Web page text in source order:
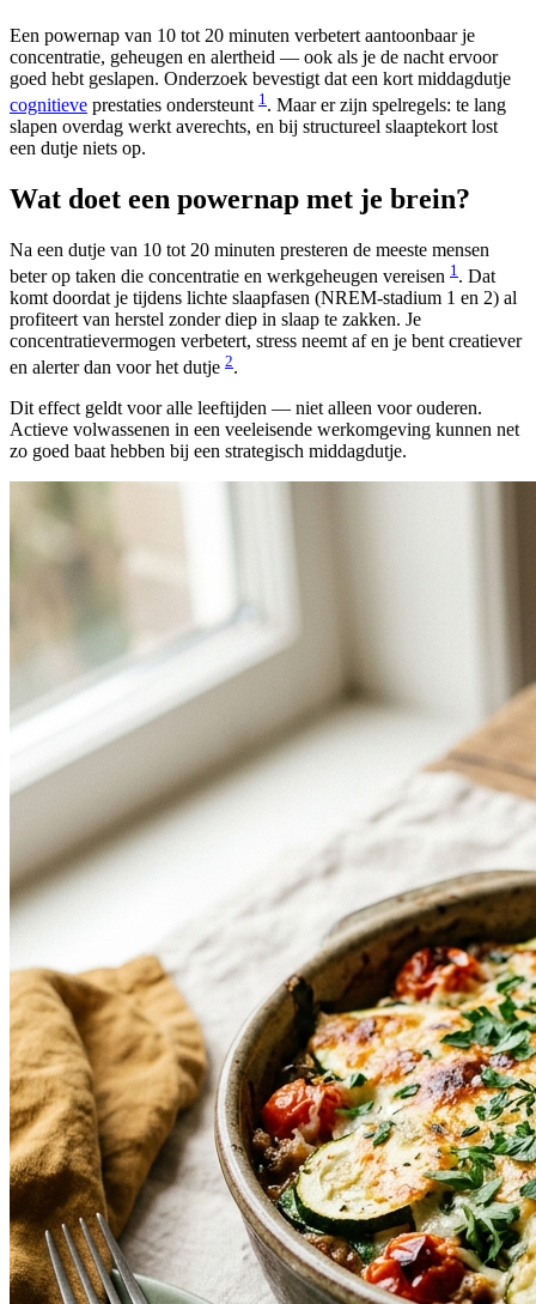
Een powernap van 10 tot 20 minuten verbetert aantoonbaar je
concentratie, geheugen en alertheid — ook als je de nacht ervoor
goed hebt geslapen. Onderzoek bevestigt dat een kort middagdutje
cognitieve prestaties ondersteunt 1 . Maar er zijn spelregels: te lang
slapen overdag werkt averechts, en bij structureel slaaptekort lost
een dutje niets op.
Wat doet een powernap met je brein?
Na een dutje van 10 tot 20 minuten presteren de meeste mensen
beter op taken die concentratie en werkgeheugen vereisen 1 . Dat
komt doordat je tijdens lichte slaapfasen (NREM-stadium 1 en 2) al
profiteert van herstel zonder diep in slaap te zakken. Je
concentratievermogen verbetert, stress neemt af en je bent creatiever
en alerter dan voor het dutje 2.
Dit effect geldt voor alle leeftijden — niet alleen voor ouderen.
Actieve volwassenen in een veeleisende werkomgeving kunnen net
zo goed baat hebben bij een strategisch middagdutje.